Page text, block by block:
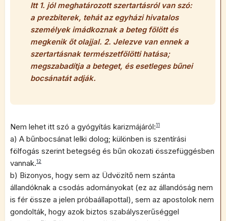
Itt 1. jól meghatározott szertartásról van szó:
a prezbiterek, tehát az egyházi hivatalos
személyek imádkoznak a beteg fölött és
megkenik őt olajjal. 2. Jelezve van ennek a
szertartásnak természetfölötti hatása;
megszabadítja a beteget, és esetleges bűnei
bocsánatát adják.
Nem lehet itt szó a gyógyítás karizmájáról:11
a) A bűnbocsánat lelki dolog; különben is szentírási
fölfogás szerint betegség és bűn okozati összefüggésben
vannak.12
b) Bizonyos, hogy sem az Üdvözítő nem szánta
állandóknak a csodás adományokat (ez az állandóság nem
is fér össze a jelen próbaállapottal), sem az apostolok nem
gondolták, hogy azok biztos szabályszerűséggel